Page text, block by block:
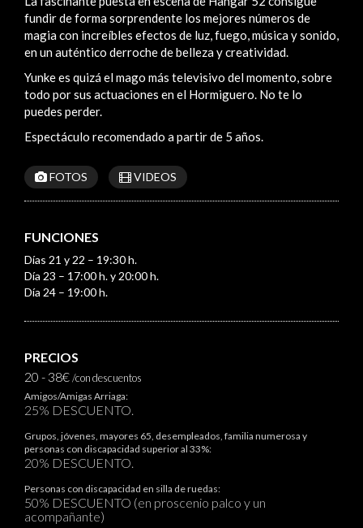
fundir de forma sorprendente los mejores números de
magia con increíbles efectos de luz, fuego, música y sonido,
en un auténtico derroche de belleza y creatividad.
Yunke es quizá el mago más televisivo del momento, sobre
todo por sus actuaciones en el Hormiguero. No te lo
puedes perder.
Espectáculo recomendado a partir de 5 años.
FOTOS VIDEOS
FUNCIONES
Días 21 y 22 – 19:30 h.
Día 23 – 17:00 h. y 20:00 h.
Día 24 – 19:00 h.
PRECIOS
20 - 38€/con descuentos
Amigos/Amigas Arriaga:
25% DESCUENTO.
Grupos, jóvenes, mayores 65, desempleados, familia numerosa y
personas con discapacidad superior al 33%:
20% DESCUENTO.
Personas con discapacidad en silla de ruedas:
50% DESCUENTO (en proscenio palco y un
acompañante)